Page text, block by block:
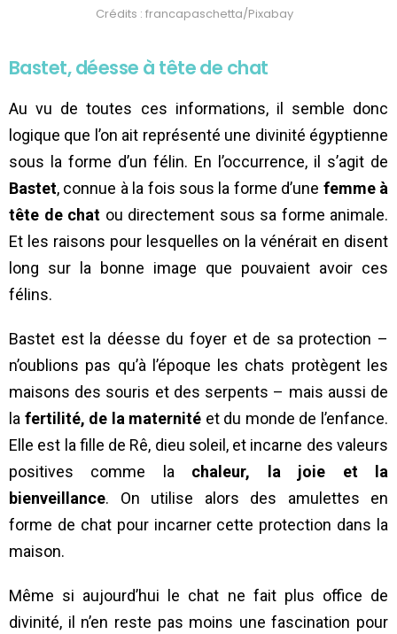
Crédits : francapaschetta/Pixabay
Bastet, déesse à tête de chat
Au vu de toutes ces informations, il semble donc
logique que l’on ait représenté une divinité égyptienne
sous la forme d’un félin. En l’occurrence, il s’agit de
Bastet, connue à la fois sous la forme d’une femme à
tête de chat ou directement sous sa forme animale.
Et les raisons pour lesquelles on la vénérait en disent
long sur la bonne image que pouvaient avoir ces
félins.
Bastet est la déesse du foyer et de sa protection –
n’oublions pas qu’à l’époque les chats protègent les
maisons des souris et des serpents – mais aussi de
la fertilité, de la maternité et du monde de l’enfance.
Elle est la fille de Rê, dieu soleil, et incarne des valeurs
positives comme la chaleur, la joie et la
bienveillance. On utilise alors des amulettes en
forme de chat pour incarner cette protection dans la
maison.
Même si aujourd’hui le chat ne fait plus office de
divinité, il n’en reste pas moins une fascination pour